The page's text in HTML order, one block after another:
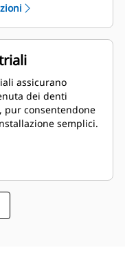
assicurano
dei denti
pur consentendone
semplici.